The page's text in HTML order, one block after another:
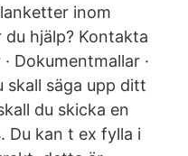
inom
hjälp? Kontakta
Dokumentmallar ·
säga upp ditt
du skicka en
Du kan t ex fylla i